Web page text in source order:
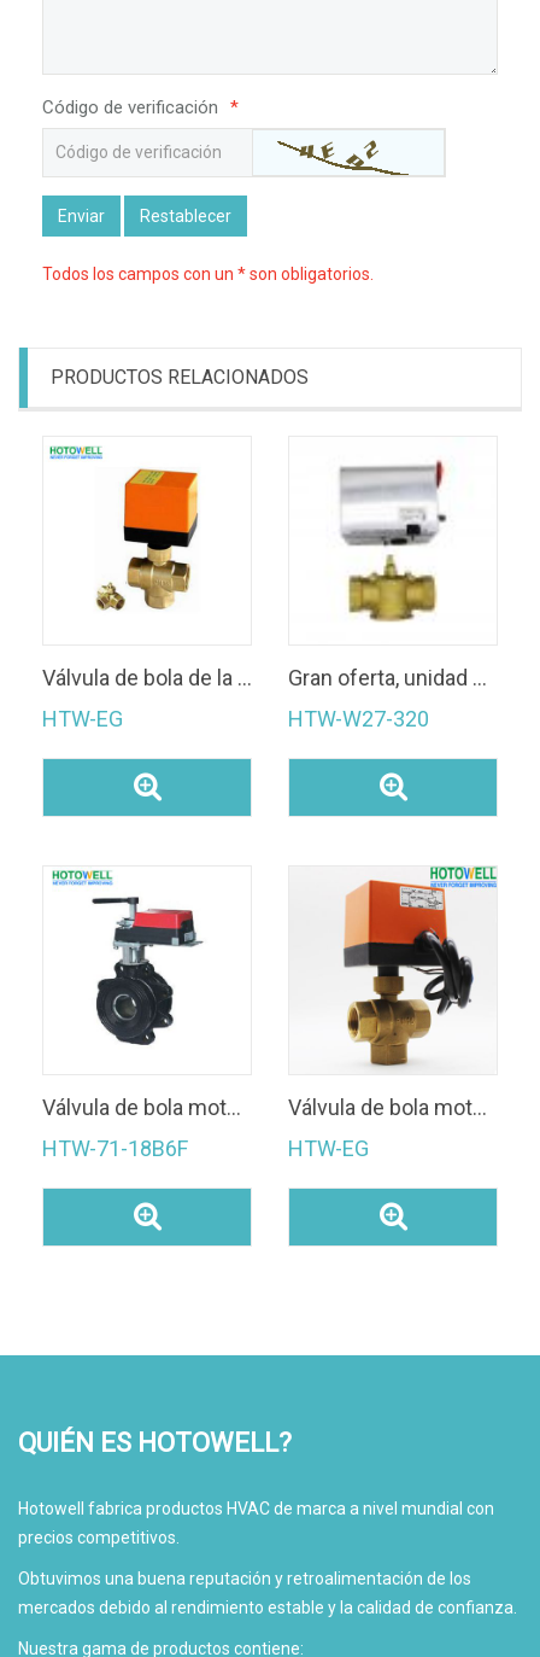
Código de verificación *
Enviar Restablecer
Todos los campos con un * son obligatorios.
PRODUCTOS RELACIONADOS
Válvula de bola de la zona motorizada de 3 vías
HTW-EG
Gran oferta, unidad de bobina de ventilador de 3 vías, válvula motorizada DN20, válvula motorizada
HTW-W27-320
Válvula de bola motorizada
HTW-71-18B6F
Válvula de bola motorizada Hotowell Válvula eléctrica FCU de 2 vías DN20 -HTW-EG-220
HTW-EG
QUIÉN ES HOTOWELL?
Hotowell fabrica productos HVAC de marca a nivel mundial con
precios competitivos.
Obtuvimos una buena reputación y retroalimentación de los
mercados debido al rendimiento estable y la calidad de confianza.
Nuestra gama de productos contiene: